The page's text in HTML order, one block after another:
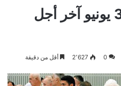
وزارة التوفيق: 30 يونيو آخر أجل
0 2٬627 أقل من دقيقة